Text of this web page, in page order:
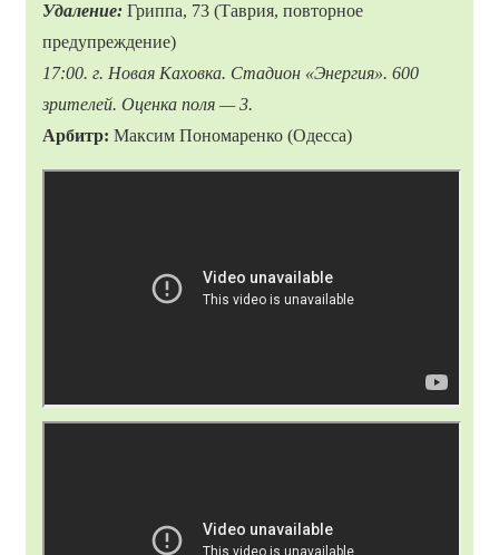
Удаление: Гриппа, 73 (Таврия, повторное
предупреждение)
17:00. г. Новая Каховка. Стадион «Энергия». 600
зрителей. Оценка поля — 3.
Арбитр: Максим Пономаренко (Одесса)